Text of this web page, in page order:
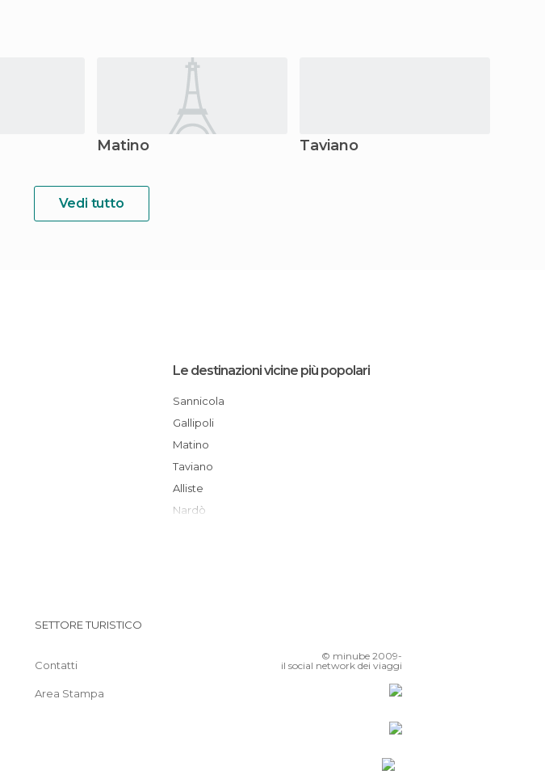
Matino Taviano
Vedi tutto
Le destinazioni vicine più popolari
Sannicola
Gallipoli
Matino
Taviano
Alliste
Nardò
Carpignano Salentino
SETTORE TURISTICO
Contatti
Area Stampa
© minube 2009-
il social network dei viaggi